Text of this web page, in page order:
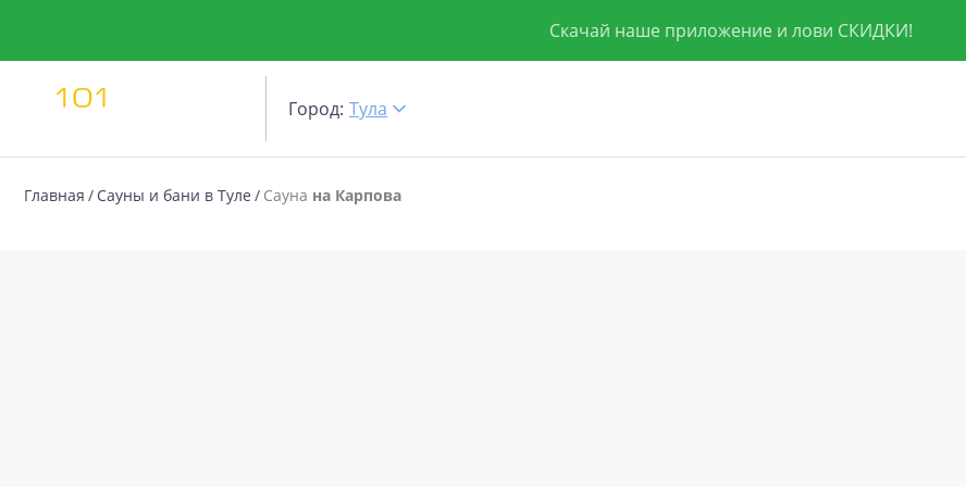
Скачай наше приложение и лови СКИДКИ!
Город: Тула
Главная Сауны и бани в Туле Сауна на Карпова